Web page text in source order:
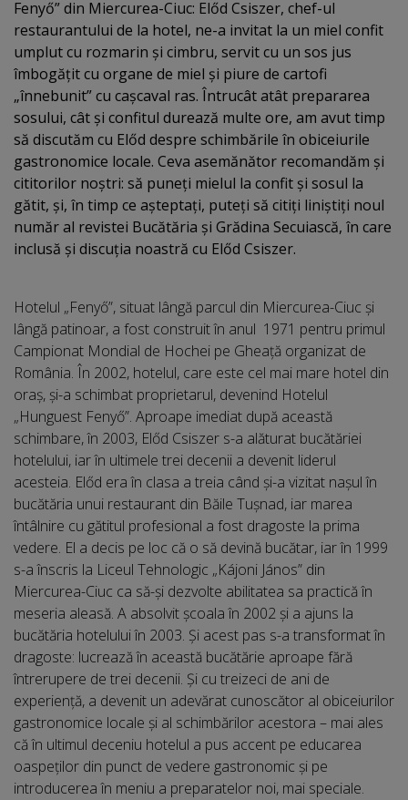
Fenyő” din Miercurea-Ciuc: Előd Csiszer, chef-ul
restaurantului de la hotel, ne-a invitat la un miel confit
umplut cu rozmarin și cimbru, servit cu un sos jus
îmbogățit cu organe de miel și piure de cartofi
„înnebunit” cu cașcaval ras. Întrucât atât prepararea
sosului, cât și confitul durează multe ore, am avut timp
să discutăm cu Előd despre schimbările în obiceiurile
gastronomice locale. Ceva asemănător recomandăm și
cititorilor noștri: să puneți mielul la confit și sosul la
gătit, şi, în timp ce așteptați, puteți să citiți liniștiți noul
număr al revistei Bucătăria și Grădina Secuiască, în care
inclusă și discuția noastră cu Előd Csiszer.
Hotelul „Fenyő”, situat lângă parcul din Miercurea-Ciuc și
lângă patinoar, a fost construit în anul 1971 pentru primul
Campionat Mondial de Hochei pe Gheaţă organizat de
România. În 2002, hotelul, care este cel mai mare hotel din
oraș, și-a schimbat proprietarul, devenind Hotelul
„Hunguest Fenyő”. Aproape imediat după această
schimbare, în 2003, Előd Csiszer s-a alăturat bucătăriei
hotelului, iar în ultimele trei decenii a devenit liderul
acesteia. Előd era în clasa a treia când şi-a vizitat nașul în
bucătăria unui restaurant din Băile Tușnad, iar marea
întâlnire cu gătitul profesional a fost dragoste la prima
vedere. El a decis pe loc că o să devină bucătar, iar în 1999
s-a înscris la Liceul Tehnologic „Kájoni János” din
Miercurea-Ciuc ca să-şi dezvolte abilitatea sa practică în
meseria aleasă. A absolvit școala în 2002 şi a ajuns la
bucătăria hotelului în 2003. Și acest pas s-a transformat în
dragoste: lucrează în această bucătărie aproape fără
întrerupere de trei decenii. Și cu treizeci de ani de
experiență, a devenit un adevărat cunoscător al obiceiurilor
gastronomice locale și al schimbărilor acestora – mai ales
că în ultimul deceniu hotelul a pus accent pe educarea
oaspeților din punct de vedere gastronomic și pe
introducerea în meniu a preparatelor noi, mai speciale.